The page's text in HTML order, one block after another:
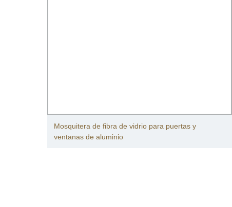
Mosquitera de fibra de vidrio para puertas y
ventanas de aluminio